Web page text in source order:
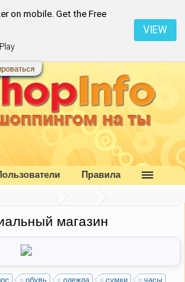
on mobile. Get the Free
VIEW
магазинов
магазин
обувь одежда сумки часы
Правила